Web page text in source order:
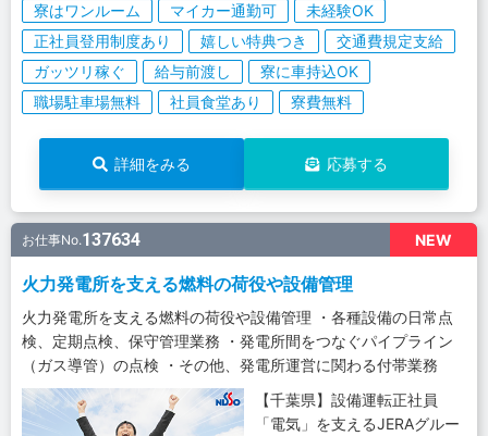
寮はワンルーム マイカー通勤可
未経験OK
正社員登用制度あり
嬉しい特典つき
交通費規定支給
ガッツリ稼ぐ
給与前渡し
寮に車持込OK
職場駐車場無料
社員食堂あり 寮費無料
詳細をみる 応募する
NEW
お仕事No.137634
火力発電所を支える燃料の荷役や設備管理
火力発電所を支える燃料の荷役や設備管理 ・各種設備の日常点
検、定期点検、保守管理業務 ・発電所間をつなぐパイプライン
（ガス導管）の点検 ・その他、発電所運営に関わる付帯業務
【千葉県】設備運転正社員
「電気」を支えるJERAグルー